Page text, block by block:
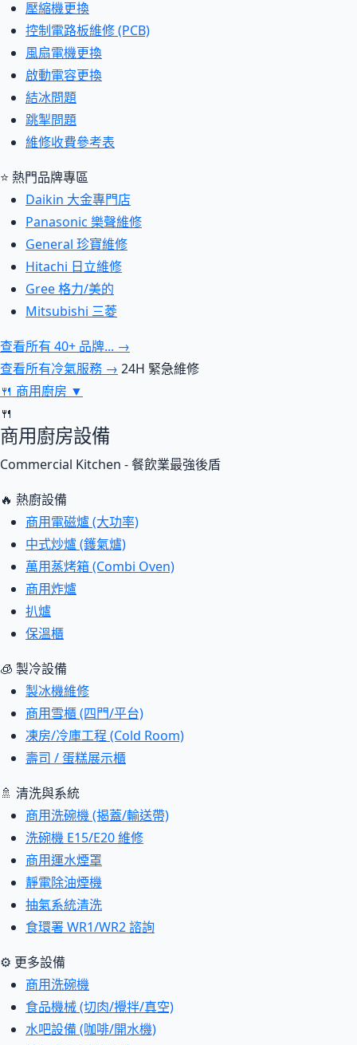
壓縮機更換
控制電路板維修 (PCB)
風扇電機更換
啟動電容更換
結冰問題
跳掣問題
維修收費參考表
⭐ 熱門品牌專區
Daikin 大金專門店
Panasonic 樂聲維修
General 珍寶維修
Hitachi 日立維修
Gree 格力/美的
Mitsubishi 三菱
查看所有 40+ 品牌... →
查看所有冷氣服務 → 24H 緊急維修
🍴 商用廚房 ▼
🍴
商用廚房設備
Commercial Kitchen - 餐飲業最強後盾
🔥 熱廚設備
商用電磁爐 (大功率)
中式炒爐 (鑊氣爐)
萬用蒸烤箱 (Combi Oven)
商用炸爐
扒爐
保溫櫃
🧊 製冷設備
製冰機維修
商用雪櫃 (四門/平台)
凍房/冷庫工程 (Cold Room)
壽司 / 蛋糕展示櫃
🚿 清洗與系統
商用洗碗機 (揭蓋/輸送帶)
洗碗機 E15/E20 維修
商用運水煙罩
靜電除油煙機
抽氣系統清洗
食環署 WR1/WR2 諮詢
⚙ 更多設備
商用洗碗機
食品機械 (切肉/攪拌/真空)
水吧設備 (咖啡/開水機)